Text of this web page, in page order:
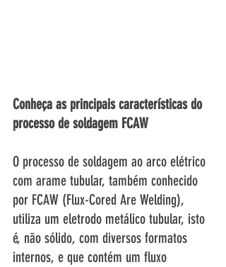
Conheça as principais características do
processo de soldagem FCAW
O processo de soldagem ao arco elétrico
com arame tubular, também conhecido
por FCAW (Flux-Cored Are Welding),
utiliza um eletrodo metálico tubular, isto
é, não sólido, com diversos formatos
internos, e que contém um fluxo